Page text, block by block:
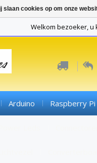
Welkom bezoeker, u
Arduino Raspberry Pi
slaan cookies op om onze